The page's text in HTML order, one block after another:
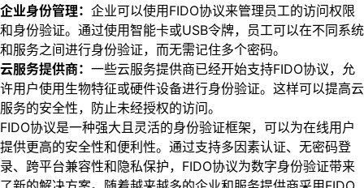
企业身份管理： 企业可以使用FIDO协议来管理员工的访问权限
和身份验证。通过使用智能卡或USB令牌，员工可以在不同系统
和服务之间进行身份验证，而无需记住多个密码。
云服务提供商： 一些云服务提供商已经开始支持FIDO协议，允
许用户使用生物特征或硬件设备进行身份验证。这样可以提高云
服务的安全性，防止未经授权的访问。
FIDO协议是一种强大且灵活的身份验证框架，可以为在线用户
提供更高的安全性和便利性。通过支持多因素认证、无密码登
录、跨平台兼容性和隐私保护，FIDO协议为数字身份验证带来